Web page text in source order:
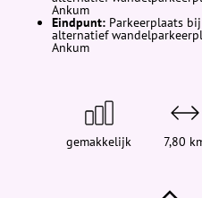
e
h
i
Ankum
Eindpunt: Parkeerplaats
alternatief
Ankum
gemakkelijk 7,80